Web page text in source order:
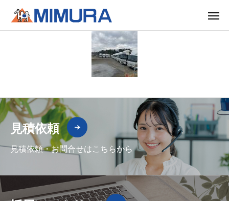
見積依頼
見積依頼・お問合せはこちらから